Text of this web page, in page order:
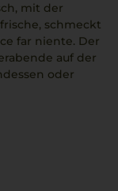
mit der
schmeckt
far niente. Der
auf der
oder